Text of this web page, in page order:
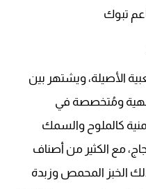
الأصيلة، ويشتهر بين
شهية ومُتخصصة في
كالملوح والسمك
مع الكثير من أصناف
الخبز المحمص وزبدة